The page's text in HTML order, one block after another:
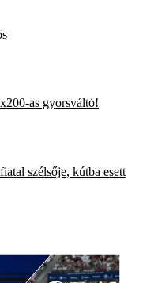
as gyorsváltó!
szélsője, kútba esett